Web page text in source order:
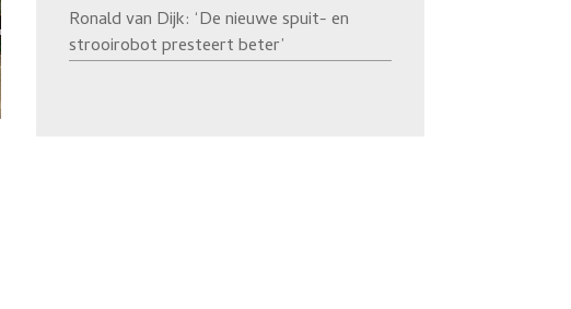
Ronald van Dijk: ‘De nieuwe spuit- en
strooirobot presteert beter’